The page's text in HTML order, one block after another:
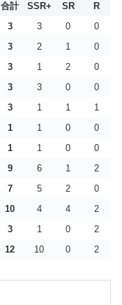
合計 SSR+ SR
R
3 3 0
0
3 2 1
0
3 1 2
0
3 3 0
0
3 1 1
1
1 1 0
0
1 1 0
0
9 6 1
2
7 5 2
0
10 4 4
2
3 1 0
2
12 10 0 2